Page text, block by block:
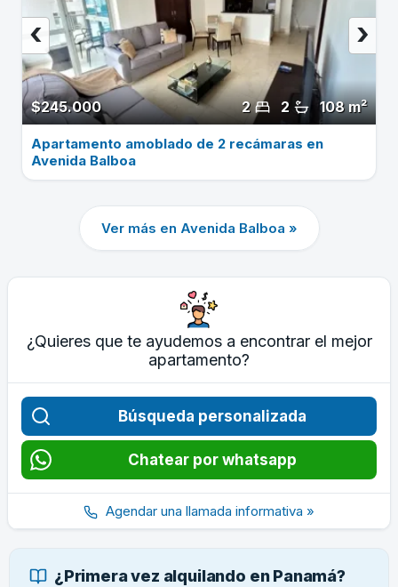
$245.000 108 m²
2
2
›
‹
Apartamento amoblado de 2 recámaras en
Avenida Balboa
Ver más en Avenida Balboa »
¿Quieres que te ayudemos a encontrar el mejor
apartamento?
Búsqueda personalizada
Chatear por whatsapp
Agendar una llamada informativa »
¿Primera vez alquilando en Panamá?